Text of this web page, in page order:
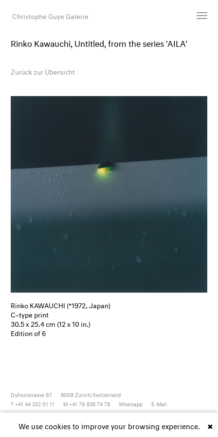
Christophe Guye Galerie
Newsroom
Suche
Rinko Kawauchi, Untitled, from the series 'AILA'
Zurück zur Übersicht
Rinko KAWAUCHI (*1972, Japan)
C–type print
30.5 x 25.4 cm (12 x 10 in.)
Edition of 6
Dufourstrasse 97 8008 Zurich/Switzerland
T +41 44 252 01 11
M +41 79 838 74 78 Whatsapp E-Mail
Newsletter Instagram Vimeo Youtube ✖
We use cookies to improve your browsing experience.